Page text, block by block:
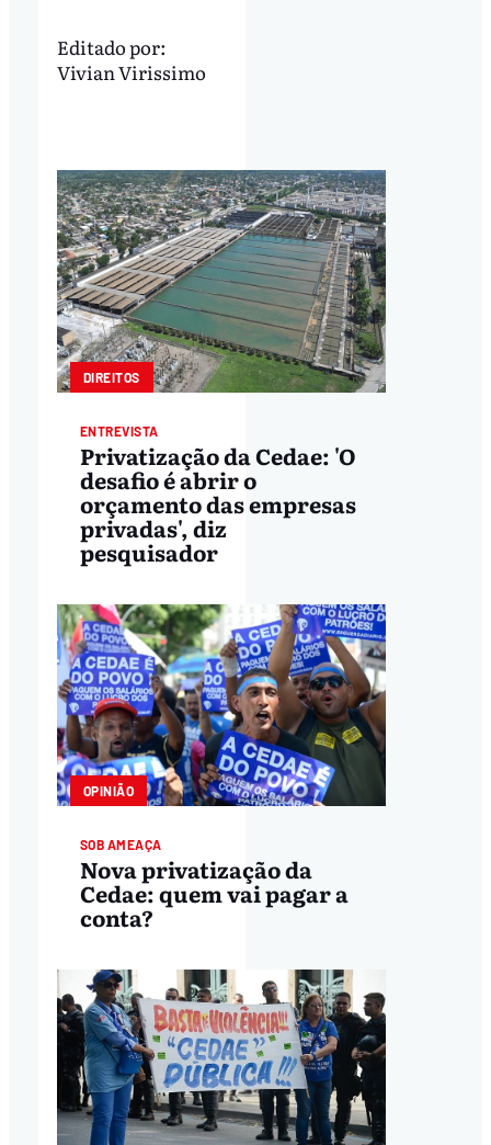
Editado por:
Vivian Virissimo
DIREITOS
ENTREVISTA
Privatização da Cedae: 'O
desafio é abrir o
orçamento das empresas
privadas', diz
pesquisador
OPINIÃO
SOB AMEAÇA
Nova privatização da
Cedae: quem vai pagar a
conta?